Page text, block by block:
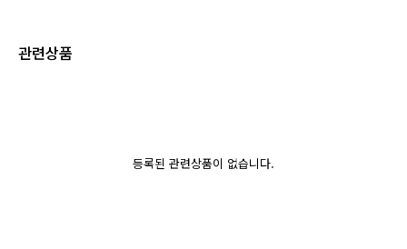
관련상품
등록된 관련상품이 없습니다.